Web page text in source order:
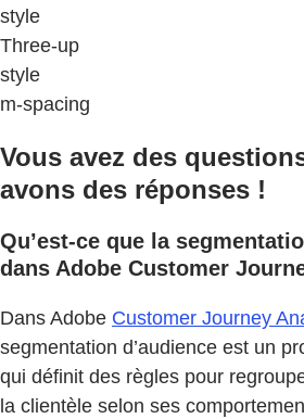
style
Three-up
style
m-spacing
Vous avez des
avons des réponses !
Qu’est-ce que la
dans Adobe Customer
Dans Adobe Customer Journey
segmentation d’audience est un
qui définit des règles pour
la clientèle selon ses